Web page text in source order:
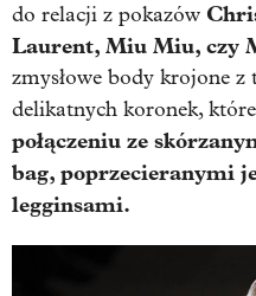
do relacji z pokazów
Laurent, Miu Miu, czy
zmysłowe body krojone
delikatnych koronek,
połączeniu ze
bag, poprzecieranymi
legginsami.